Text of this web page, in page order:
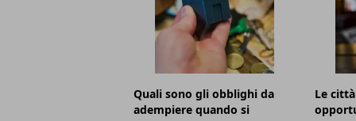
Quali sono gli obblighi da
adempiere quando si
Le